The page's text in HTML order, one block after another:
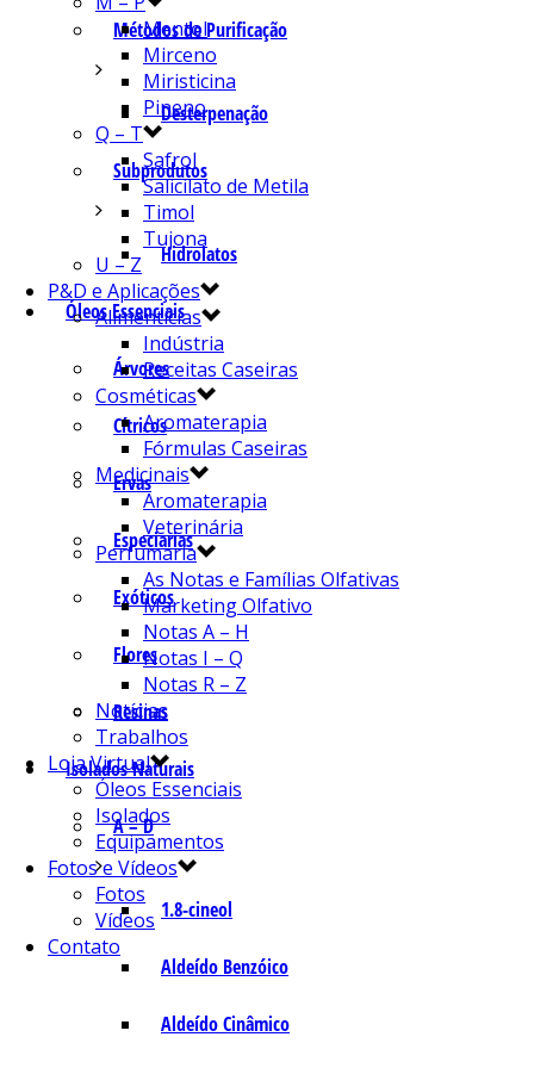
Métodos de Purificação
Desterpenação
Subprodutos
Hidrolatos
Óleos Essenciais
Árvores
Cítricos
Ervas
Especiarias
Exóticos
Flores
Resinas
Isolados Naturais
A – D
1.8-cineol
Aldeído Benzóico
Aldeído Cinâmico
Mentol
Mirceno
Miristicina
Pineno
Q – T
Safrol
Salicilato de Metila
Timol
Tujona
U – Z
P&D e Aplicações
Alimentícias
Indústria
Receitas Caseiras
Cosméticas
Aromaterapia
Fórmulas Caseiras
Medicinais
Aromaterapia
Veterinária
Perfumaria
As Notas e Famílias Olfativas
Marketing Olfativo
Notas A – H
Notas I – Q
Notas R – Z
Notícias
Trabalhos
Loja Virtual
Óleos Essenciais
Isolados
Equipamentos
Fotos e Vídeos
Fotos
Vídeos
Contato